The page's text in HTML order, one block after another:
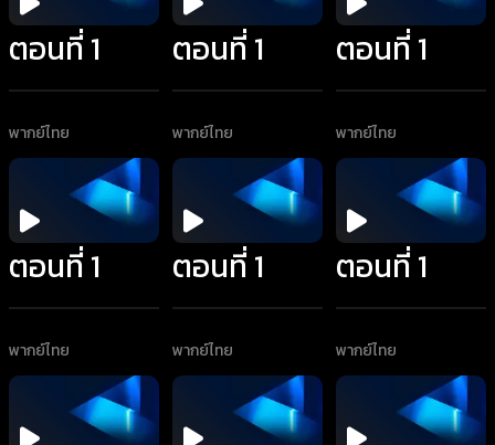
ตอนที่ 1
พากย์ไทย
ตอนที่ 1
พากย์ไทย
ตอนที่ 1
พากย์ไทย
ตอนที่ 1
พากย์ไทย
ตอนที่ 1
พากย์ไทย
ตอนที่ 1
พากย์ไทย